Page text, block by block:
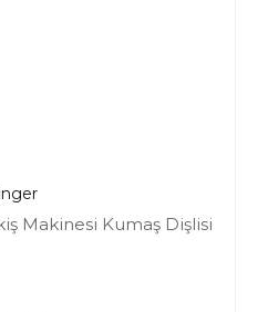
Makinesi Kumaş Dişlisi